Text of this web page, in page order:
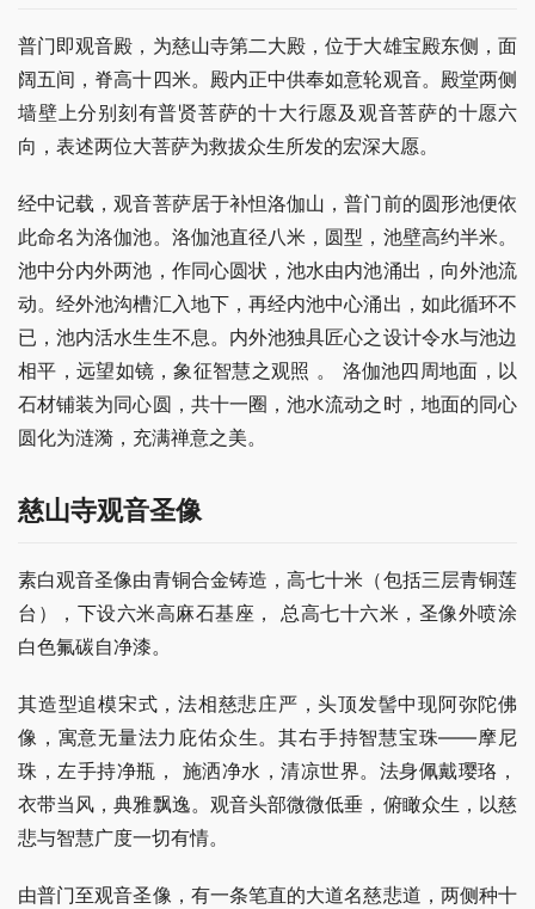
普门即观音殿，为慈山寺第二大殿，位于大雄宝殿东侧，面
阔五间，脊高十四米。殿内正中供奉如意轮观音。殿堂两侧
墙壁上分别刻有普贤菩萨的十大行愿及观音菩萨的十愿六
向，表述两位大菩萨为救拔众生所发的宏深大愿。
经中记载，观音菩萨居于补怛洛伽山，普门前的圆形池便依
此命名为洛伽池。洛伽池直径八米，圆型，池壁高约半米。
池中分内外两池，作同心圆状，池水由内池涌出，向外池流
动。经外池沟槽汇入地下，再经内池中心涌出，如此循环不
已，池内活水生生不息。内外池独具匠心之设计令水与池边
相平，远望如镜，象征智慧之观照 。 洛伽池四周地面，以
石材铺装为同心圆，共十一圈，池水流动之时，地面的同心
圆化为涟漪，充满禅意之美。
慈山寺观音圣像
素白观音圣像由青铜合金铸造，高七十米（包括三层青铜莲
台），下设六米高麻石基座， 总高七十六米，圣像外喷涂
白色氟碳自净漆。
其造型追模宋式，法相慈悲庄严，头顶发髻中现阿弥陀佛
像，寓意无量法力庇佑众生。其右手持智慧宝珠——摩尼
珠，左手持净瓶， 施洒净水，清凉世界。法身佩戴璎珞，
衣带当风，典雅飘逸。观音头部微微低垂，俯瞰众生，以慈
悲与智慧广度一切有情。
由普门至观音圣像，有一条笔直的大道名慈悲道，两侧种十